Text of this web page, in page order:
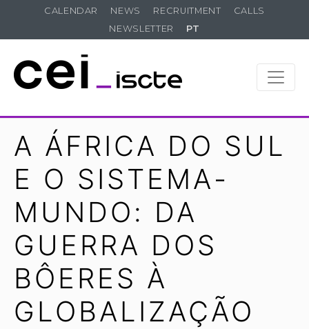
CALENDAR NEWS RECRUITMENT
CALLS
NEWSLETTER
PT
A ÁFRICA DO SUL
E O SISTEMA-
MUNDO: DA
GUERRA DOS
BÔERES À
GLOBALIZAÇÃO